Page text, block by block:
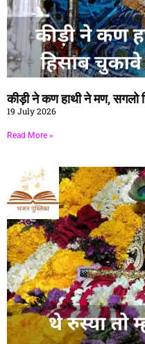
कीड़ी ने कण हाथी ने मण, सगलो
19 July 2026
Read More »